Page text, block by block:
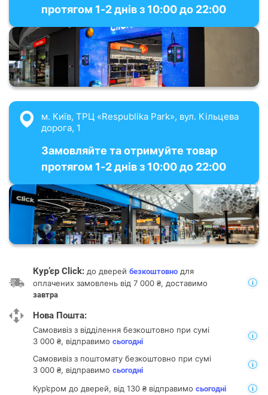
протягом 1-2 днів з 10:00 до 22:00
м. Київ, ТРЦ «Respublika Park», вул. Кільцева
дорога, 1
Замовляйте та отримуйте товар
протягом 1-2 днів з 10:00 до 22:00
Кур’єр Click: до дверей безкоштовно для
оплачених замовлень від 7 000 ₴, доставимо
завтра
Нова Пошта:
Самовивіз з відділення безкоштовно при сумі
3 000 ₴, відправимо сьогодні
Самовивіз з поштомату безкоштовно при сумі
3 000 ₴, відправимо сьогодні
Кур’єром до дверей, від 130 ₴ відправимо сьогодні